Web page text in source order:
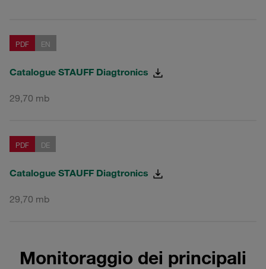
PDF EN
Catalogue STAUFF Diagtronics
29,70 mb
PDF DE
Catalogue STAUFF Diagtronics
29,70 mb
Monitoraggio dei principali